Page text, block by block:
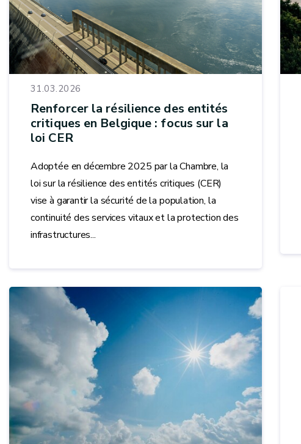
31.03.2026
Renforcer la résilience des entités
critiques en Belgique : focus sur la
loi CER
Adoptée en décembre 2025 par la Chambre, la
loi sur la résilience des entités critiques (CER)
vise à garantir la sécurité de la population, la
continuité des services vitaux et la protection des
infrastructures...